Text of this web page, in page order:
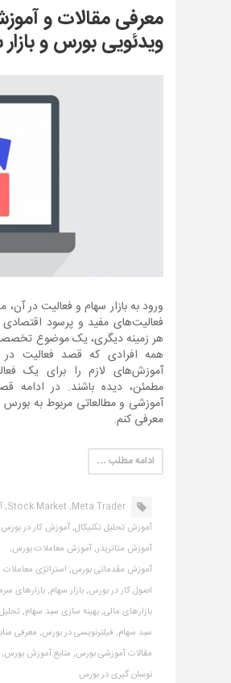
معرفی مقالات و
ویدئویی بورس و
ورود به بازار سهام و فعالیت در آن،
فعالیت‌های مفید و پرسود اقتصادی
هر زمینه دیگری، یک موضوع
همه افرادی که قصد فعالیت در
آموزش‌های لازم را برای یک
مطمئن، دیده باشند. در ادامه
آموزشی و مطالعاتی مربوط به بورس و
معرفی کنم.
ادامه مطلب …
Meta Trader,
Stock Market,
آموزش تحلیل تکنیکال,آموزش کار در
آموزش متاتریدر,آموزش معاملات بورس,
آموزش مقدماتی بورس, استراتژی معاملات
اصول کار در بورس,بازار سهام,بازارهای
بازارهای مالی,بهینه سازی سبد سهام,
سبد سهام, فیلترنویسی در بورس, معرفی
مقالات آموزشی بورس, منابع آموزش بورس,
نوسان گیری در بورس